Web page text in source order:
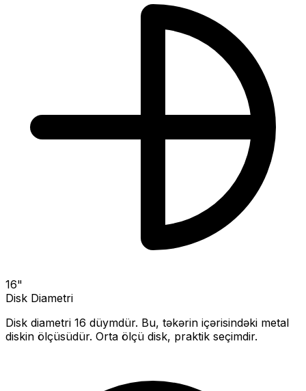
16"
Disk Diametri
Disk diametri 16 düymdür. Bu, təkərin içərisindəki metal
diskin ölçüsüdür. Orta ölçü disk, praktik seçimdir.